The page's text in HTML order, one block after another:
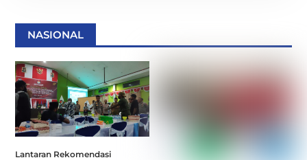
NASIONAL
Lantaran Rekomendasi